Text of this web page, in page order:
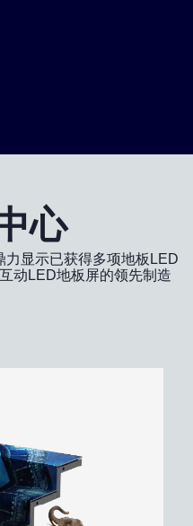
心
显示已获得多项地板LED
动LED地板屏的领先制造